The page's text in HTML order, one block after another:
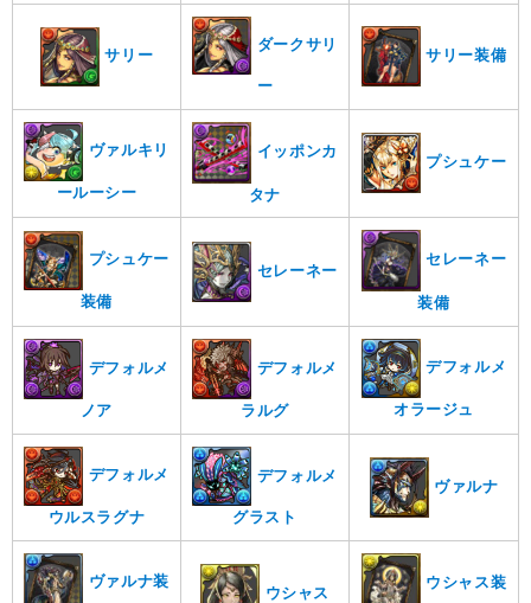
サリー
ダークサリ
ー
サリー装備
ヴァルキリ
ールーシー
イッポンカ
タナ
プシュケー
プシュケー
装備
セレーネー
セレーネー
装備
デフォルメ
ノア
デフォルメ
ラルグ
デフォルメ
オラージュ
デフォルメ
ウルスラグナ
デフォルメ
グラスト
ヴァルナ
ヴァルナ装
ウシャス
ウシャス装